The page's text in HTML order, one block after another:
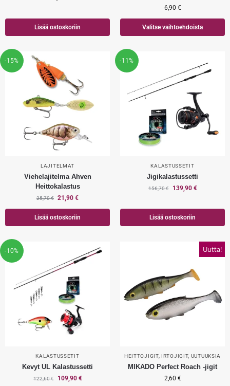
Lisää ostoskoriin
6,90 €
Valitse vaihtoehdoista
-15%
LAJITELMAT
Viehelajitelma Ahven
Heittokalastus
25,70€ 21,90 €
Lisää ostoskoriin
-11%
KALASTUSSETIT
Jigikalastussetti
156,70€ 139,90 €
Lisää ostoskoriin
-10%
KALASTUSSETIT
Kevyt UL Kalastussetti
122,60€ 109,90 €
Uutta!
HEITTOJIGIT, IRTOJIGIT, UUTUUKSIA
MIKADO Perfect Roach -jigit
2,60 €